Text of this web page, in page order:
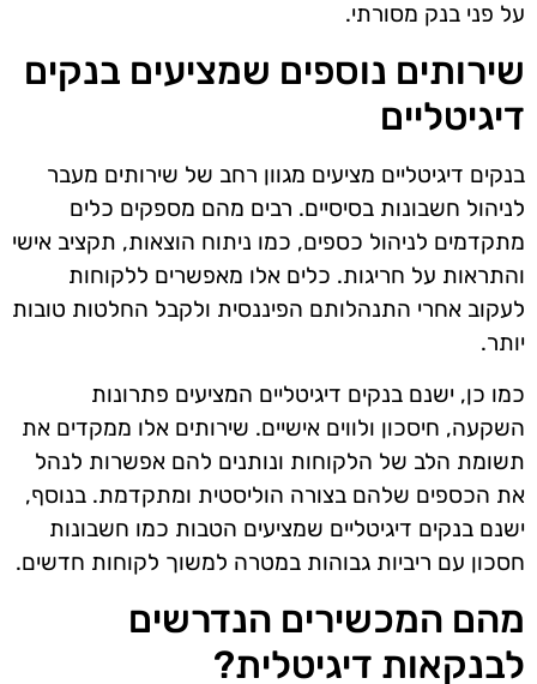
על פני בנק מסורתי.
שירותים נוספים שמציעים בנקים
דיגיטליים
בנקים דיגיטליים מציעים מגוון רחב של שירותים מעבר
לניהול חשבונות בסיסיים. רבים מהם מספקים כלים
מתקדמים לניהול כספים, כמו ניתוח הוצאות, תקציב אישי
והתראות על חריגות. כלים אלו מאפשרים ללקוחות
לעקוב אחרי התנהלותם הפיננסית ולקבל החלטות טובות
יותר.
כמו כן, ישנם בנקים דיגיטליים המציעים פתרונות
השקעה, חיסכון ולווים אישיים. שירותים אלו ממקדים את
תשומת הלב של הלקוחות ונותנים להם אפשרות לנהל
את הכספים שלהם בצורה הוליסטית ומתקדמת. בנוסף,
ישנם בנקים דיגיטליים שמציעים הטבות כמו חשבונות
חסכון עם ריביות גבוהות במטרה למשוך לקוחות חדשים.
מהם המכשירים הנדרשים
לבנקאות דיגיטלית?